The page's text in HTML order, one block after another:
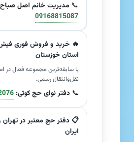
📞 مدیریت خانم اصل
09168815087
🔥 خرید و فروش فوری
استان خوزستان
با سابقه‌ترین مجموعه فعال در
نقل‌وانتقال رسمی.
📞 دفتر نوای حج کوتی:
📋 دفتر حج معتبر در
ایران